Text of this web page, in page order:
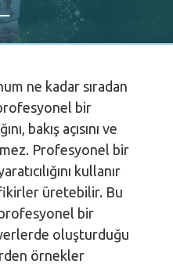
ne kadar sıradan
bir
bakış açısını ve
Profesyonel bir
kullanır
üretebilir. Bu
profesyonel bir
oluşturduğu
örnekler